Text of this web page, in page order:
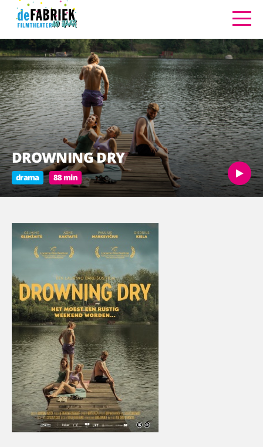
DROWNING DRY
drama 88 min